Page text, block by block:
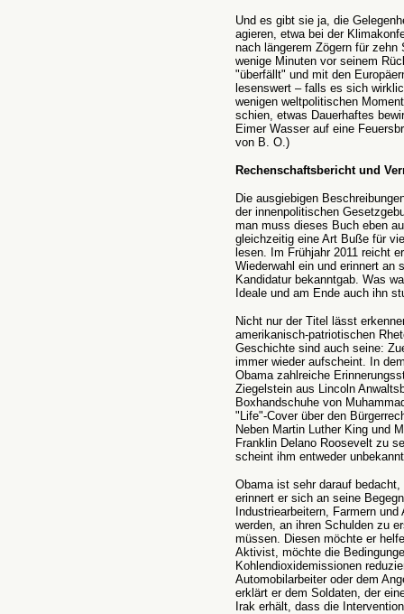
Und es gibt sie ja, die
agieren, etwa bei der
nach längerem Zögern für
wenige Minuten vor seinem
"überfällt" und mit den
lesenswert – falls es sich
wenigen weltpolitischen
schien, etwas Dauerhaftes
Eimer Wasser auf eine
von B. O.)
Rechenschaftsbericht und
Die ausgiebigen
der innenpolitischen
man muss dieses Buch eben
gleichzeitig eine Art Buße für
lesen. Im Frühjahr 2011 reicht
Wiederwahl ein und erinnert an
Kandidatur bekanntgab. Was
Ideale und am Ende auch ihn
Nicht nur der Titel lässt
amerikanisch-patriotischen
Geschichte sind auch seine:
immer wieder aufscheint. In
Obama zahlreiche
Ziegelstein aus Lincoln
Boxhandschuhe von
"Life"-Cover über den
Neben Martin Luther King und
Franklin Delano Roosevelt zu
scheint ihm entweder
Obama ist sehr darauf
erinnert er sich an seine
Industriearbeitern, Farmern
werden, an ihren Schulden zu
müssen. Diesen möchte er
Aktivist, möchte die
Kohlendioxidemissionen
Automobilarbeiter oder dem
erklärt er dem Soldaten, der
Irak erhält, dass die